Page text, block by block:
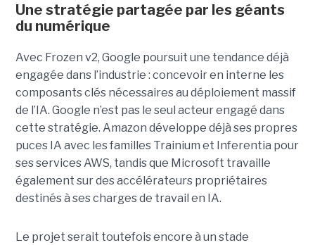
Une stratégie partagée par les géants
du numérique
Avec Frozen v2, Google poursuit une tendance déjà
engagée dans l’industrie : concevoir en interne les
composants clés nécessaires au déploiement massif
de l’IA. Google n’est pas le seul acteur engagé dans
cette stratégie. Amazon développe déjà ses propres
puces IA avec les familles Trainium et Inferentia pour
ses services AWS, tandis que Microsoft travaille
également sur des accélérateurs propriétaires
destinés à ses charges de travail en IA.
Le projet serait toutefois encore à un stade